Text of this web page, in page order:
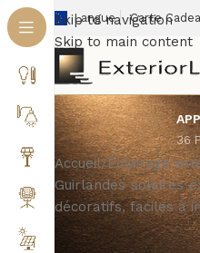
Skip to navigation
Skip to main content
Langue Carte
36
Accueil/Éclairage
Guirlandes solaires
décoratifs, faciles à